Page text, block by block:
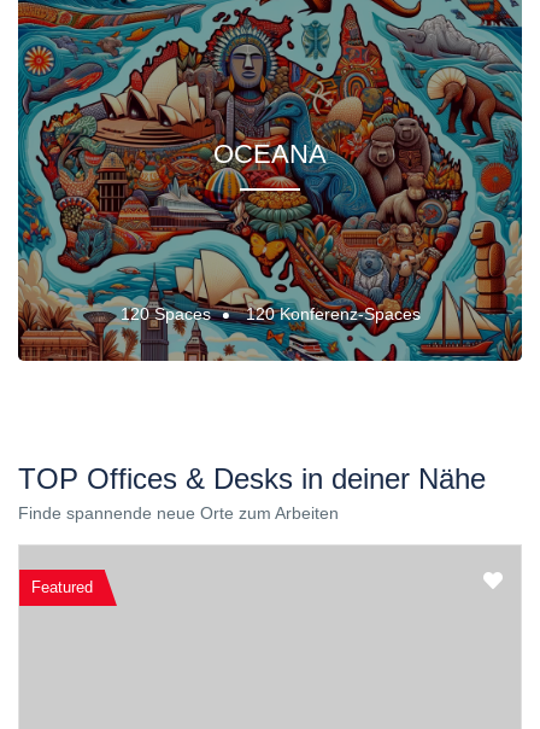
OCEANA
120 Spaces 120 Konferenz-Spaces
TOP Offices & Desks in deiner Nähe
Finde spannende neue Orte zum Arbeiten
Featured